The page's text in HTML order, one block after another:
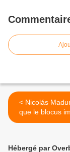
< Nicolás Maduro assure
que le blocus
les États-Unis
Hébergé par